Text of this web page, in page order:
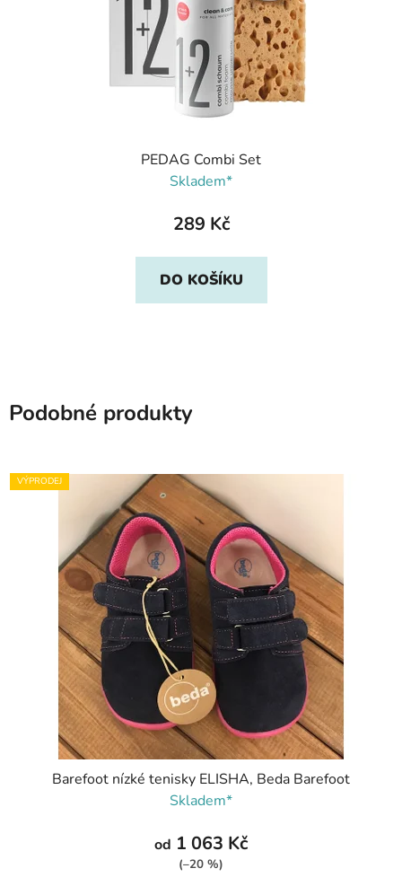
PEDAG Combi Set
Skladem*
289 Kč
DO KOŠÍKU
Podobné produkty
VÝPRODEJ
Barefoot nízké tenisky ELISHA, Beda Barefoot
Skladem*
od 1 063 Kč
(–20 %)